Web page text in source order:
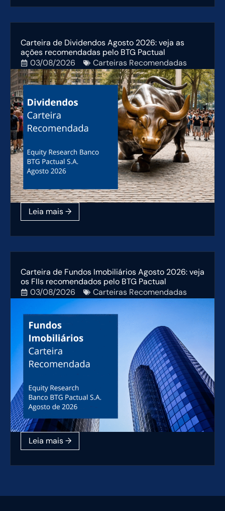
Carteira de Dividendos Agosto 2026: veja as
ações recomendadas pelo BTG Pactual
03/08/2026
Carteiras Recomendadas
Carteira de Fundos Imobiliários Agosto 2026: veja
os FIIs recomendados pelo BTG Pactual
03/08/2026
Carteiras Recomendadas